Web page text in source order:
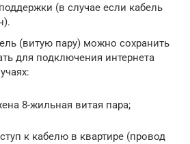
(в случае если кабель
(витую пару) можно сохранить
для подключения интернета
8-жильная витая пара;
к кабелю в квартире (провод